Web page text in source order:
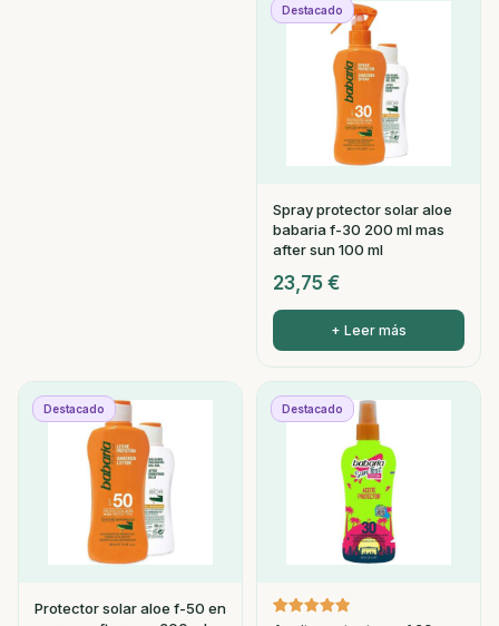
Destacado
Spray protector solar aloe
babaria f-30 200 ml mas
after sun 100 ml
23,75 €
+ Leer más
Destacado
Protector solar aloe f-50 en
Destacado